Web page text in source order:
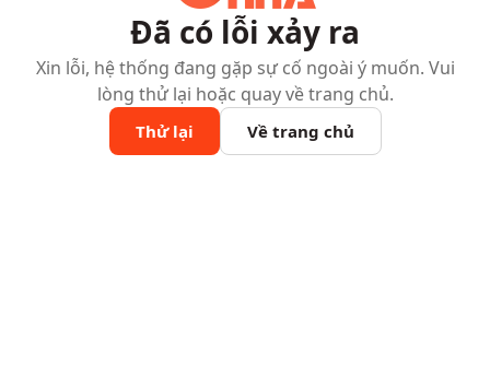
Đã có lỗi xảy ra
Xin lỗi, hệ thống đang gặp sự cố ngoài ý muốn. Vui
lòng thử lại hoặc quay về trang chủ.
Thử lại Về trang chủ